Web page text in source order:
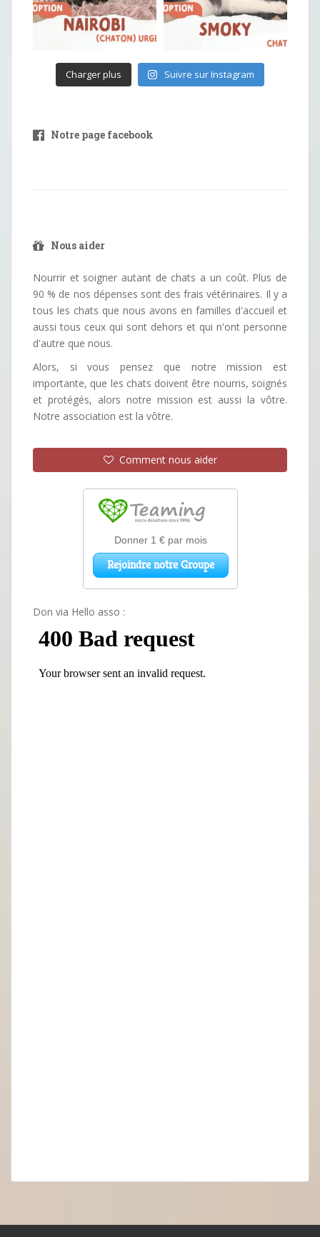
Charger plus Suivre sur Instagram
Notre page facebook
Nous aider
Nourrir et soigner autant de chats a un coût. Plus de
90 % de nos dépenses sont des frais vétérinaires. Il y a
tous les chats que nous avons en familles d'accueil et
aussi tous ceux qui sont dehors et qui n'ont personne
d'autre que nous.
Alors, si vous pensez que notre mission est
importante, que les chats doivent être nourris, soignés
et protégés, alors notre mission est aussi la vôtre.
Notre association est la vôtre.
Comment nous aider
Don via Hello asso :